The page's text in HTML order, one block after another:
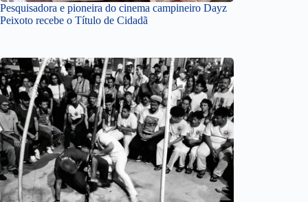
Pesquisadora e pioneira do cinema campineiro Dayz
Peixoto recebe o Título de Cidadã